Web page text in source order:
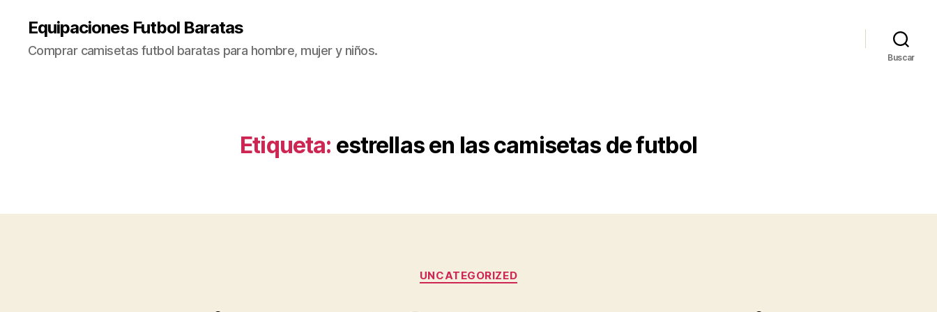
Equipaciones Futbol Baratas
Comprar camisetas futbol baratas para hombre, mujer y niños. Buscar
Etiqueta: estrellas en las camisetas de futbol
Categorías
UNCATEGORIZED